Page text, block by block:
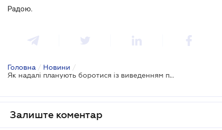
Радою.
Головна / Новини /
Як надалі планують боротися із виведенням прибутку?
Залиште коментар